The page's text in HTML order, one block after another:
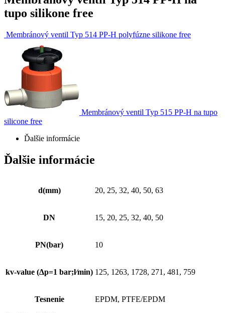
tupo silikone free
Membránový ventil Typ 514 PP-H polyfúzne silikone free
Membránový ventil Typ 515 PP-H na tupo
silicone free
Ďalšie informácie
Ďalšie informácie
d(mm) 20, 25, 32, 40, 50, 63
DN 15, 20, 25, 32, 40, 50
PN(bar) 10
kv-value (Δp=1 bar;l⁄min) 125, 1263, 1728, 271, 481, 759
Tesnenie EPDM, PTFE/EPDM